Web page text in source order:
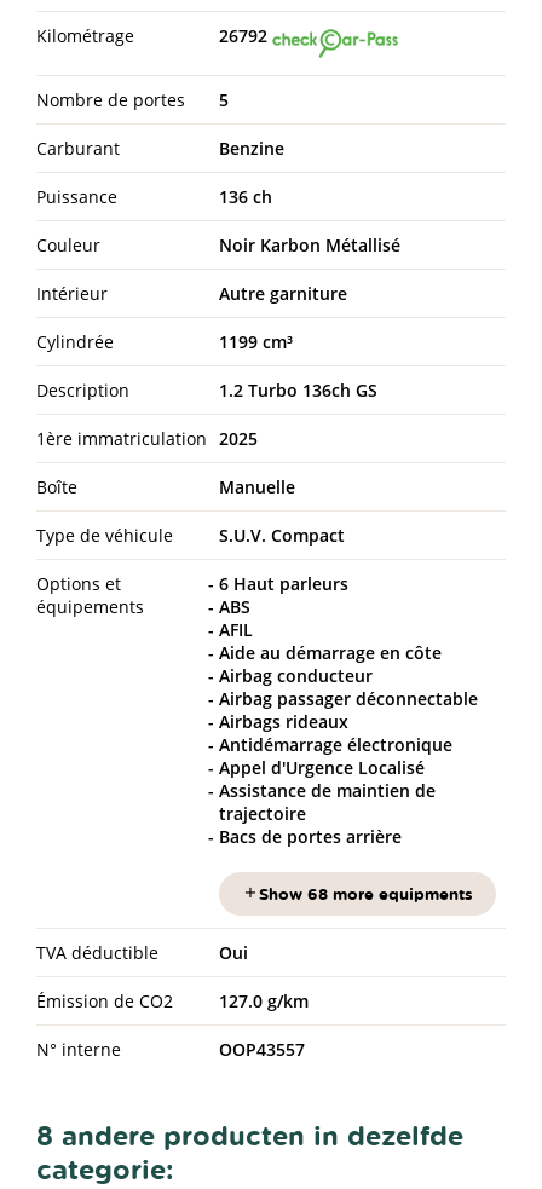
Kilométrage 26792
Nombre de portes 5
Carburant Benzine
Puissance 136 ch
Couleur Noir Karbon Métallisé
Intérieur Autre garniture
Cylindrée 1199 cm³
Description 1.2 Turbo 136ch GS
1ère immatriculation 2025
Boîte Manuelle
Type de véhicule S.U.V. Compact
Options et
équipements
6 Haut parleurs
ABS
AFIL
Aide au démarrage en côte
Airbag conducteur
Airbag passager déconnectable
Airbags rideaux
Antidémarrage électronique
Appel d'Urgence Localisé
Assistance de maintien de
trajectoire
Bacs de portes arrière
Show 68 more equipments
TVA déductible Oui
Émission de CO2 127.0 g/km
N° interne OOP43557
8 andere producten in dezelfde
categorie: